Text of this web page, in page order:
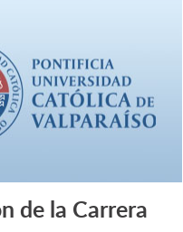
Leer Más +
de la Carrera